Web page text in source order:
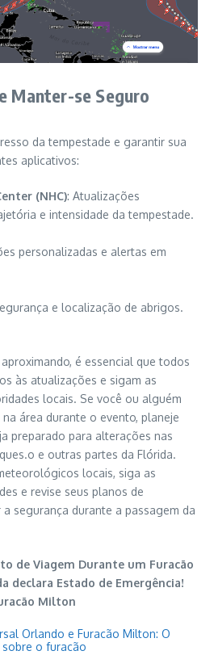
Manter-se Seguro
da tempestade e garantir sua
aplicativos:
(NHC): Atualizações
e intensidade da tempestade.
personalizadas e alertas em
e localização de abrigos.
é essencial que todos
às atualizações e sigam as
locais. Se você ou alguém
área durante o evento, planeje
preparado para alterações nas
e outras partes da Flórida.
locais, siga as
e revise seus planos de
segurança durante a passagem da
de Viagem Durante um Furacão
declara Estado de Emergência!
Milton
Orlando e Furacão Milton: O
o furacão